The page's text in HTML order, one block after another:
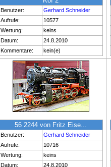
Benutzer:
Gerhard Schneider
Aufrufe:
10577
Wertung:
keins
Datum:
24.8.2010
Kommentare:
kein(e)
56 2244 von Fritz Eise...
Benutzer:
Gerhard Schneider
Aufrufe:
10716
Wertung:
keins
Datum:
24.8.2010